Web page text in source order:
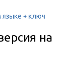
языке + ключ
на